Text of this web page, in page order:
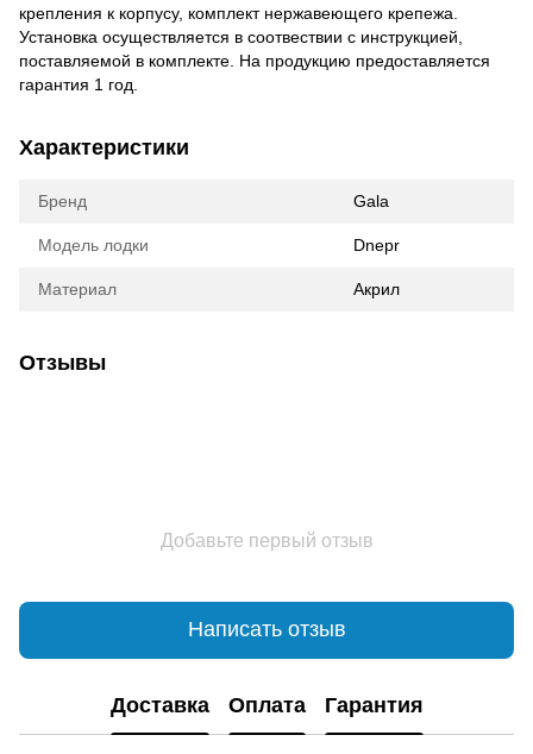
крепления к корпусу, комплект нержавеющего крепежа.
Установка осуществляется в соотвествии с инструкцией,
поставляемой в комплекте. На продукцию предоставляется
гарантия 1 год.
Характеристики
Бренд Gala
Модель лодки Dnepr
Материал Акрил
Отзывы
Добавьте первый отзыв
Написать отзыв
Доставка Оплата Гарантия